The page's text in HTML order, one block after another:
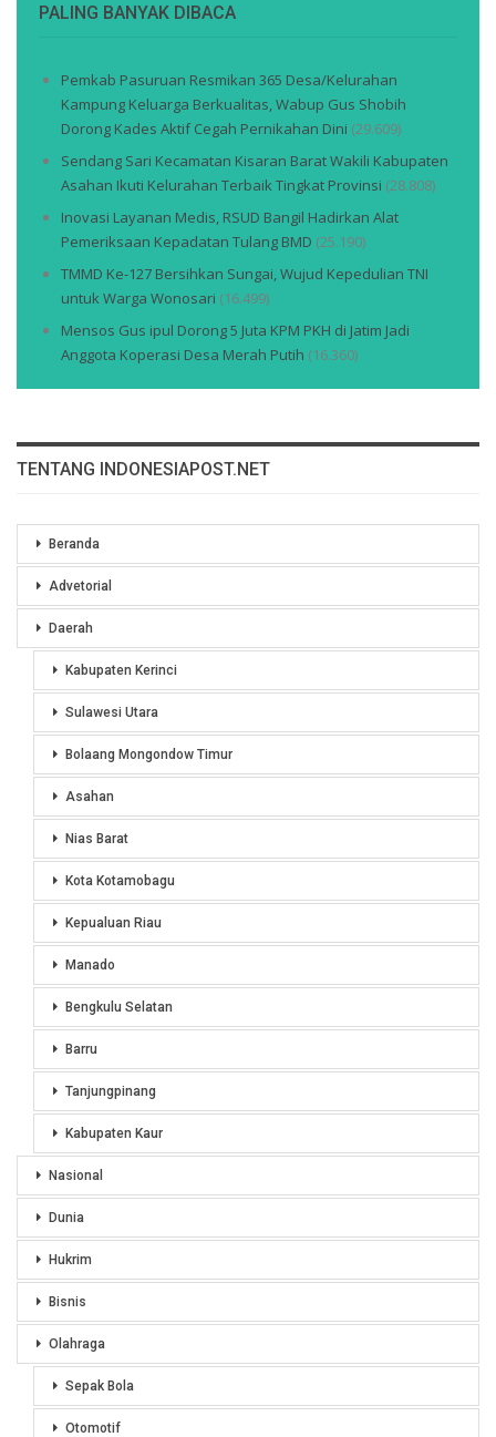
PALING BANYAK DIBACA
Pemkab Pasuruan Resmikan 365 Desa/Kelurahan
Kampung Keluarga Berkualitas, Wabup Gus Shobih
Dorong Kades Aktif Cegah Pernikahan Dini (29.609)
Sendang Sari Kecamatan Kisaran Barat Wakili Kabupaten
Asahan Ikuti Kelurahan Terbaik Tingkat Provinsi (28.808)
Inovasi Layanan Medis, RSUD Bangil Hadirkan Alat
Pemeriksaan Kepadatan Tulang BMD (25.190)
TMMD Ke-127 Bersihkan Sungai, Wujud Kepedulian TNI
untuk Warga Wonosari (16.499)
Mensos Gus ipul Dorong 5 Juta KPM PKH di Jatim Jadi
Anggota Koperasi Desa Merah Putih (16.360)
TENTANG INDONESIAPOST.NET
Beranda
Advetorial
Daerah
Kabupaten Kerinci
Sulawesi Utara
Bolaang Mongondow Timur
Asahan
Nias Barat
Kota Kotamobagu
Kepualuan Riau
Manado
Bengkulu Selatan
Barru
Tanjungpinang
Kabupaten Kaur
Nasional
Dunia
Hukrim
Bisnis
Olahraga
Sepak Bola
Otomotif